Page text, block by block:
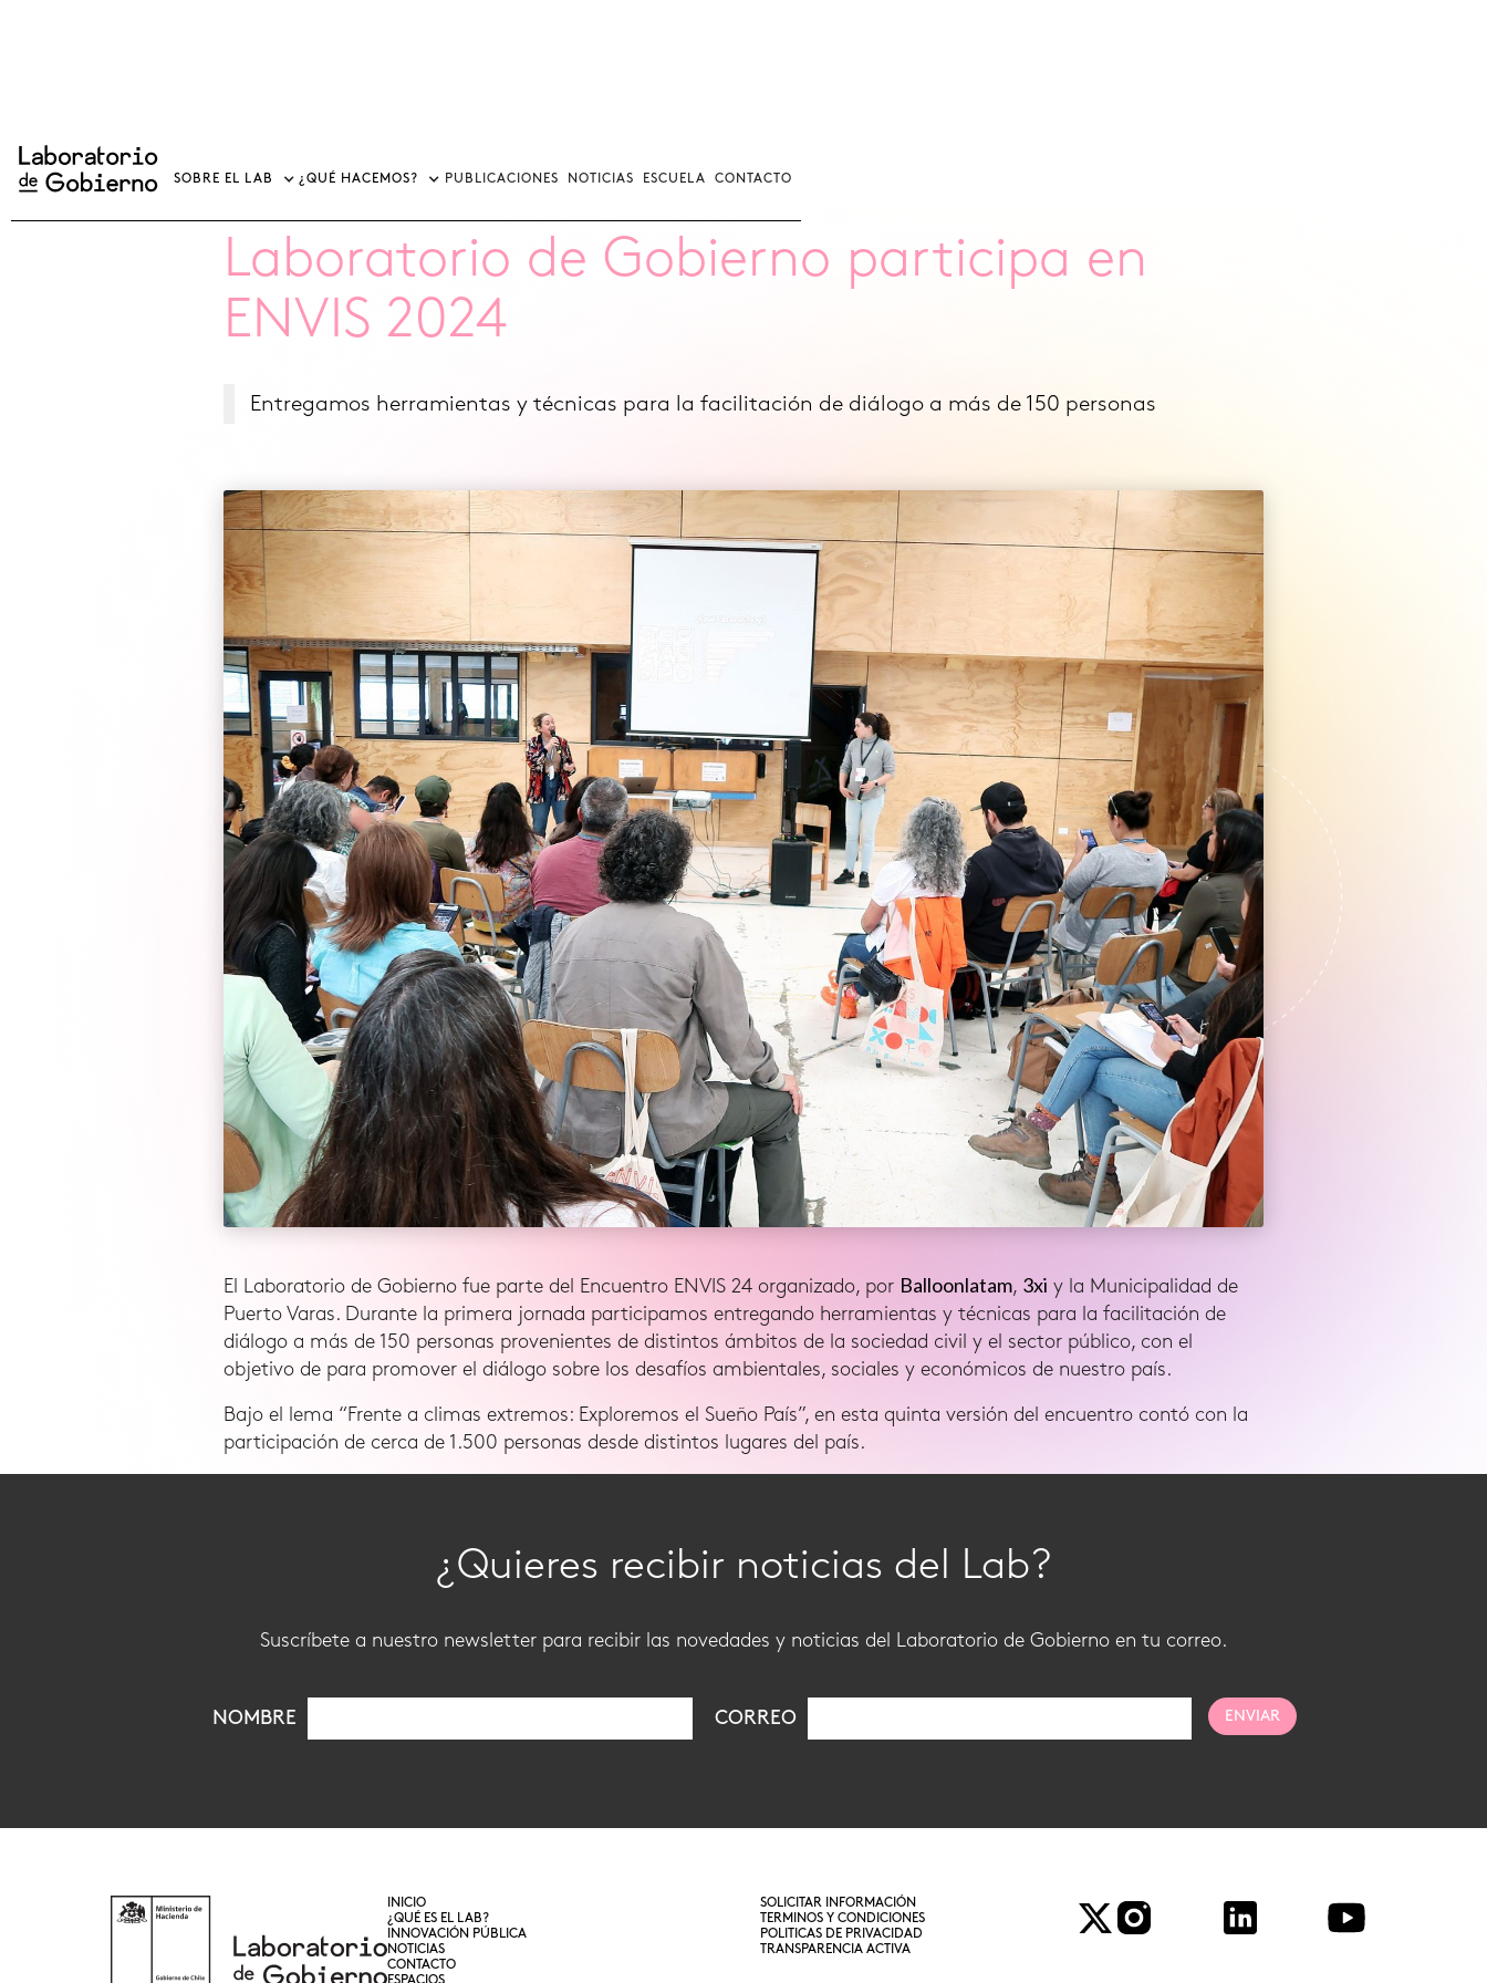
SOBRE EL LAB ¿QUÉ HACEMOS? PUBLICACIONES NOTICIAS ESCUELA CONTACTO
Laboratorio de Gobierno participa en
ENVIS 2024
Entregamos herramientas y técnicas para la facilitación de diálogo a más de 150 personas
El Laboratorio de Gobierno fue parte del Encuentro ENVIS 24 organizado, por Balloonlatam, 3xi y la Municipalidad de
Puerto Varas. Durante la primera jornada participamos entregando herramientas y técnicas para la facilitación de
diálogo a más de 150 personas provenientes de distintos ámbitos de la sociedad civil y el sector público, con el
objetivo de para promover el diálogo sobre los desafíos ambientales, sociales y económicos de nuestro país.
Bajo el lema “Frente a climas extremos: Exploremos el Sueño País”, en esta quinta versión del encuentro contó con la
participación de cerca de 1.500 personas desde distintos lugares del país.
¿Quieres recibir noticias del Lab?
Suscríbete a nuestro newsletter para recibir las novedades y noticias del Laboratorio de Gobierno en tu correo.
NOMBRE CORREO
INICIO
¿QUÉ ES EL LAB?
INNOVACIÓN PÚBLICA
NOTICIAS
CONTACTO
ESPACIOS
SOLICITAR INFORMACIÓN
TERMINOS Y CONDICIONES
POLITICAS DE PRIVACIDAD
TRANSPARENCIA ACTIVA